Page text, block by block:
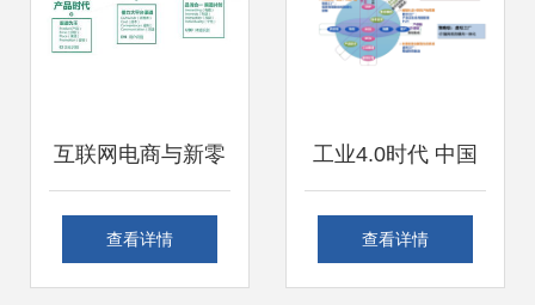
售新增长
互联网电商与新零
售品牌 多维度融合
查看详情
工业4.0时代 中国
如何通过物联网与
查看详情